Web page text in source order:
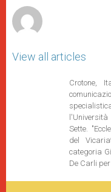
View all articles
Crotone,
Sette.
del
categoria
De Carli